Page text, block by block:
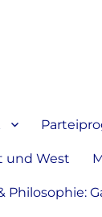
und West
Philosophie: